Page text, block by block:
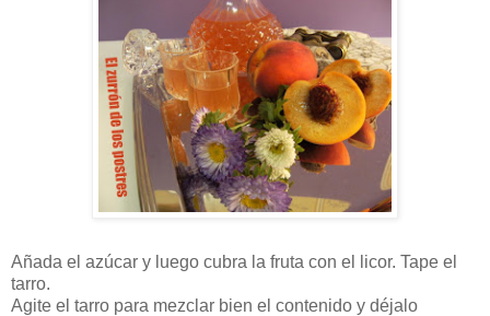
Añada el azúcar y luego cubra la fruta con el licor. Tape el
tarro.
Agite el tarro para mezclar bien el contenido y déjalo